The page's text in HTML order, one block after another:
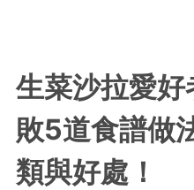
生菜沙拉愛
敗5道食譜做
類與好處！